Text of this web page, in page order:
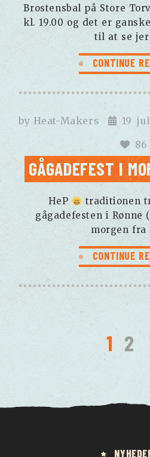
Brostensbal på Store
kl. 19.00 og det er
til at se jer
CONTINUE
by Heat-Makers 19 jul
86
GÅGADEFEST I
HeP
traditionen
gågadefesten i Rønne
morgen fra
CONTINUE
1 2